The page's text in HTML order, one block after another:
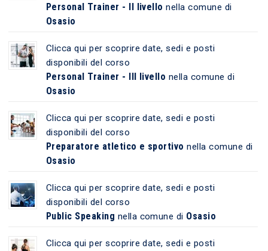
Personal Trainer - II livello nella comune di
Osasio
Clicca qui per scoprire date, sedi e posti
disponibili del corso
Personal Trainer - III livello nella comune di
Osasio
Clicca qui per scoprire date, sedi e posti
disponibili del corso
Preparatore atletico e sportivo nella comune di
Osasio
Clicca qui per scoprire date, sedi e posti
disponibili del corso
Public Speaking nella comune di Osasio
Clicca qui per scoprire date, sedi e posti